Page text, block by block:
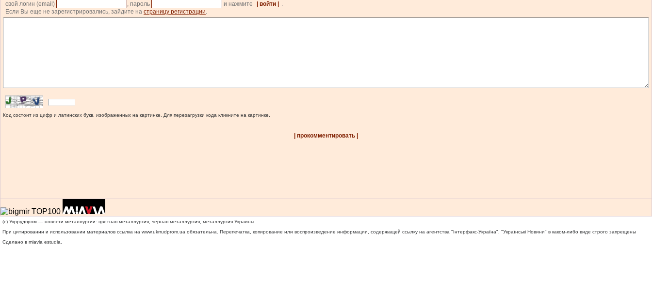
свой логин (email)
, пароль и нажмите | войти |
.
Если Вы еще не зарегистрировались, зайдите на страницу регистрации.
Код состоит из цифр и латинских букв, изображенных на картинке. Для перезагрузки кода кликните на картинке.
| прокомментировать |
(c) Укррудпром — новости металлургии: цветная металлургия, черная металлургия, металлургия Украины
При цитировании и использовании материалов ссылка на www.ukrrudprom.ua обязательна. Перепечатка, копирование или воспроизведение информации, содержащей ссылку на агентства "Iнтерфакс-Україна", "Українськi Новини" в каком-либо виде строго запрещены
Сделано в miavia estudia.